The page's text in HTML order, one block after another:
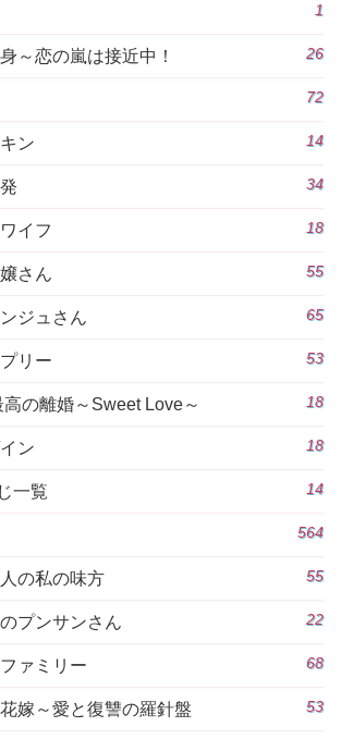
1
～恋の嵐は接近中！ 26
72
ン 14
34
イフ 18
さん 55
ジュさん 65
リー 53
の離婚～Sweet Love～ 18
ン 18
一覧 14
564
の私の味方 55
プンサンさん 22
ァミリー 68
嫁～愛と復讐の羅針盤 53